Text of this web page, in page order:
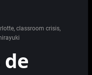
, classroom crisis,